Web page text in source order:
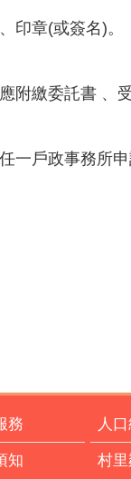
印章(或簽名)。
附繳委託書 、
一戶政事務所申
務
知
人
村